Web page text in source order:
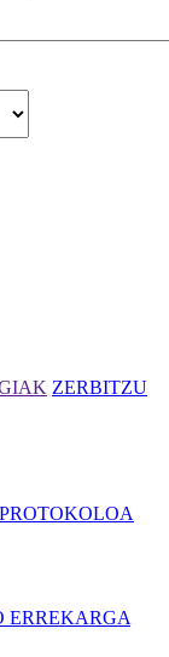
ZERBITZU
PROTOKOLOA
ERREKARGA